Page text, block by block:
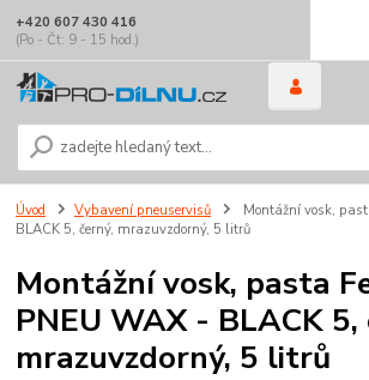
+420 607 430 416
(Po - Čt: 9 - 15 hod.)
Úvod Vybavení pneuservisů
Montážní vosk,
BLACK 5, černý, mrazuvzdorný, 5 litrů
Montážní vosk, pasta
PNEU WAX - BLACK 5,
mrazuvzdorný, 5 litrů